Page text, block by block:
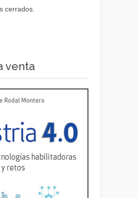
cerrados.
venta